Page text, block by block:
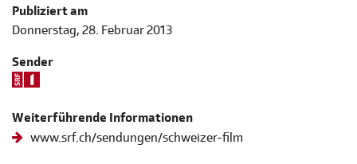
Publiziert am
Donnerstag, 28. Februar 2013
Sender
Weiterführende Informationen
www.srf.ch/sendungen/schweizer-film